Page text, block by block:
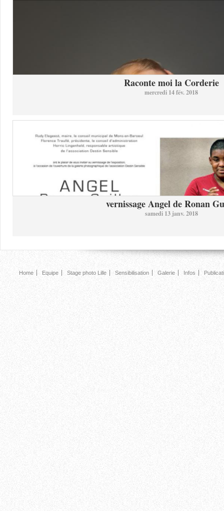
Raconte moi la Corderie
mercredi 14 fév. 2018
vernissage Angel de Ronan
samedi 13 janv. 2018
Home Equipe Stage photo Lille Sensibilisation Galerie Infos